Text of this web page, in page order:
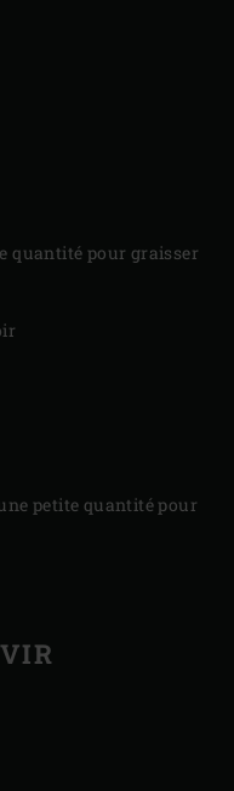
quantité pour graisser
petite quantité pour